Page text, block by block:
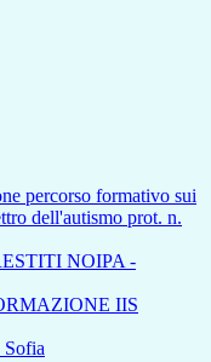
percorso formativo sui
dell'autismo prot. n.
NOIPA -
IIS